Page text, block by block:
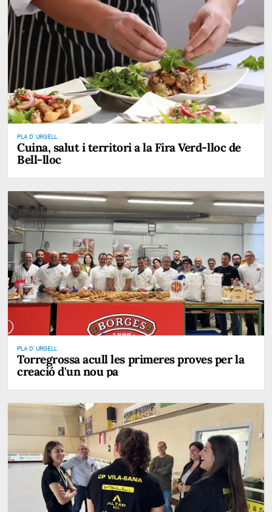
PLA D' URGELL
Cuina, salut i territori a la Fira Verd-lloc de
Bell-lloc
PLA D' URGELL
Torregrossa acull les primeres proves per la
creació d'un nou pa